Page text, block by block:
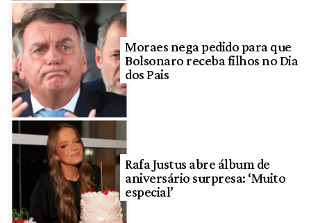
Moraes nega pedido para que
Bolsonaro receba filhos no Dia
dos Pais
Rafa Justus abre álbum de
aniversário surpresa: ‘Muito
especial’